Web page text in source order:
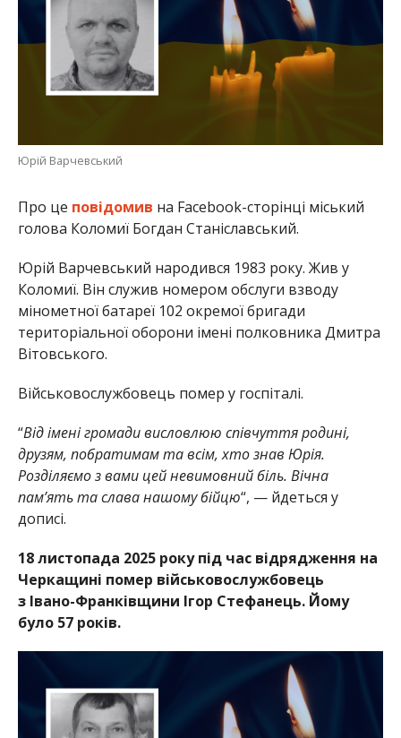
Юрій Варчевський
Про це повідомив на Facebook-сторінці міський
голова Коломиї Богдан Станіславський.
Юрій Варчевський народився 1983 року. Жив у
Коломиї. Він служив номером обслуги взводу
мінометної батареї 102 окремої бригади
територіальної оборони імені полковника Дмитра
Вітовського.
Військовослужбовець помер у госпіталі.
“Від імені громади висловлюю співчуття родині,
друзям, побратимам та всім, хто знав Юрія.
Розділяємо з вами цей невимовний біль. Вічна
памʼять та слава нашому бійцю“, — йдеться у
дописі.
18 листопада 2025 року під час відрядження на
Черкащині помер військовослужбовець
з Івано-Франківщини Ігор Стефанець. Йому
було 57 років.